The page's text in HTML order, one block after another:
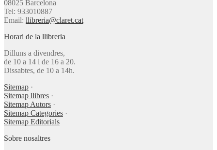
08025 Barcelona
Tel: 933010887
Email: llibreria@claret.cat
Horari de la llibreria
Dilluns a divendres,
de 10 a 14 i de 16 a 20.
Dissabtes, de 10 a 14h.
Sitemap ·
Sitemap llibres ·
Sitemap Autors ·
Sitemap Categories ·
Sitemap Editorials
Sobre nosaltres